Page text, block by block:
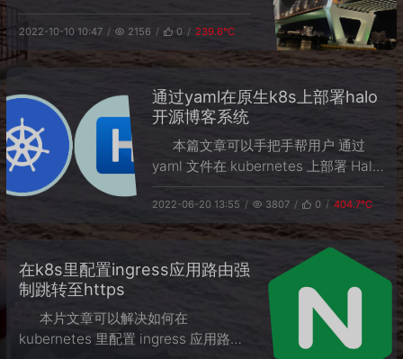
月5日，北京出发，海口半日游。
2022-10-10 10:47 2156 0 239.6℃
通过yaml在原生k8s上部署halo
开源博客系统
本篇文章可以手把手帮用户 通过
yaml 文件在 kubernetes 上部署 Halo
开源博客/CMS 平台。
2022-06-20 13:55 3807 0 404.7℃
在k8s里配置ingress应用路由强
制跳转至https
本片文章可以解决如何在
kubernetes 里配置 ingress 应用路由